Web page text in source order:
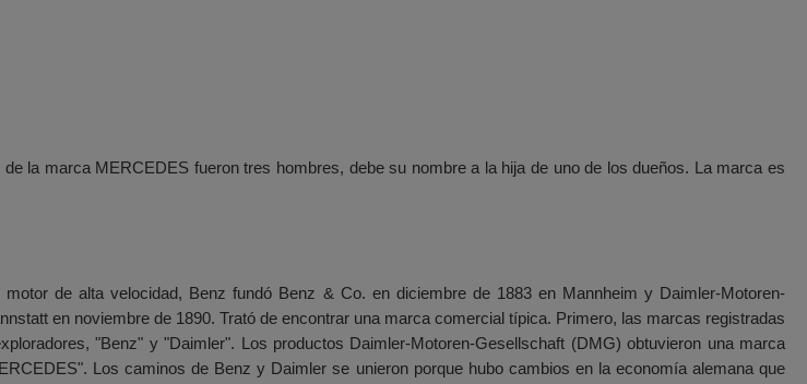
la marca MERCEDES fueron tres hombres, debe su nombre a la hija de uno de los dueños. La marca es
motor de alta velocidad, Benz fundó Benz & Co. en diciembre de 1883 en Mannheim y Daimler-Motoren-
en noviembre de 1890. Trató de encontrar una marca comercial típica. Primero, las marcas registradas
"Benz" y "Daimler". Los productos Daimler-Motoren-Gesellschaft (DMG) obtuvieron una marca
Los caminos de Benz y Daimler se unieron porque hubo cambios en la economía alemana que